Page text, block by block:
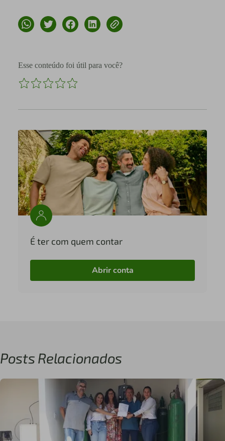
Esse conteúdo foi útil para você?
É ter com quem contar
Abrir conta
Posts Relacionados